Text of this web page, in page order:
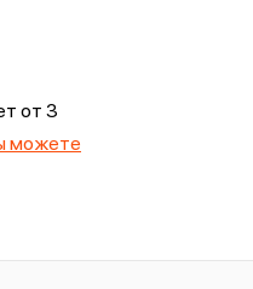
от 3
можете